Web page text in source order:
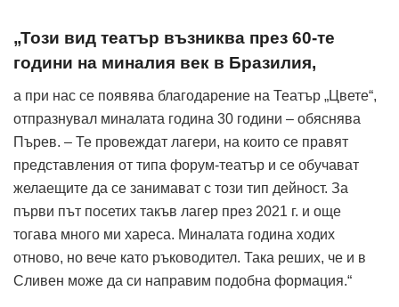
„Този вид театър възниква през 60-те
години на миналия век в Бразилия,
а при нас се появява благодарение на Театър „Цвете“,
отпразнувал миналата година 30 години – обяснява
Пърев. – Те провеждат лагери, на които се правят
представления от типа форум-театър и се обучават
желаещите да се занимават с този тип дейност. За
първи път посетих такъв лагер през 2021 г. и още
тогава много ми хареса. Миналата година ходих
отново, но вече като ръководител. Така реших, че и в
Сливен може да си направим подобна формация.“